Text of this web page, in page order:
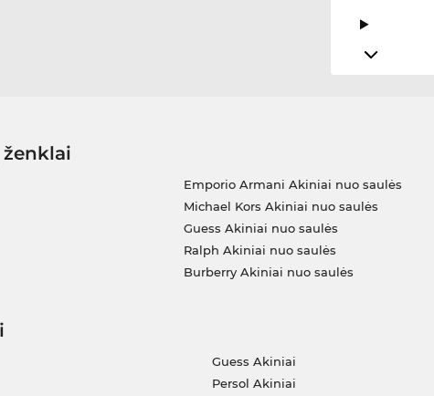
Emporio Armani Akiniai nuo saulės
Michael Kors Akiniai nuo saulės
Guess Akiniai nuo saulės
Ralph Akiniai nuo saulės
Burberry Akiniai nuo saulės
Guess Akiniai
Persol Akiniai